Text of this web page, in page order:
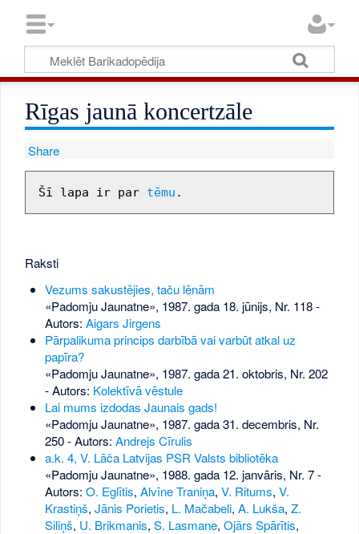
Rīgas jaunā koncertzāle
Share
Šī lapa ir par tēmu
Raksti
Vezums sakustējies, taču lēnām
«Padomju Jaunatne», 1987. gada 18. jūnijs, Nr. 118-
Autors: Aigars Jirgens
Pārpalikuma princips darbībā vai varbūt atkal uz
papīra?
«Padomju Jaunatne», 1987. gada 21. oktobris, Nr. 202
- Autors: Kolektīvā vēstule
Lai mums izdodas Jaunais gads!
«Padomju Jaunatne», 1987. gada 31. decembris, Nr.
250- Autors: Andrejs Cīrulis
a.k. 4, V. Lāča Latvijas PSR Valsts bibliotēka
«Padomju Jaunatne», 1988. gada 12. janvāris, Nr. 7-
Autors: O. Eglītis, Alvīne Traniņa, V. Ritums, V.
Krastiņš, Jānis Porietis, L. Mačabeli, A. Lukša, Z.
Siliņš, U. Brikmanis, S. Lasmane, Ojārs Spārītis,